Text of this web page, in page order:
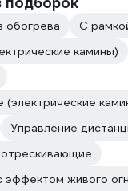
обогрева
С
камины)
Управление
эффектом живого